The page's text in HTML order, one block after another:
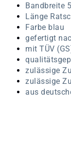
Bandbreite
Länge
Farbe blau
gefertigt
mit TÜV
zulässige
zulässige
aus